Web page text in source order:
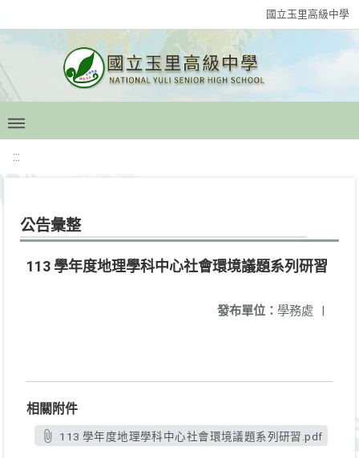
國立玉里高級中學
:::
公告彙整
113 學年度地理學科中心社會環境議題系列研習
發布單位： 學務處 |
相關附件
113 學年度地理學科中心社會環境議題系列研習.pdf